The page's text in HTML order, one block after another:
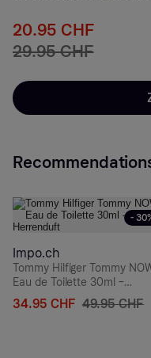
20.95 CHF
29.95 CHF
-
Impo.ch
Tommy Hilfiger Tommy
Eau de Toilette 30ml –
Herrenduft
34.95 CHF 49.95 CHF